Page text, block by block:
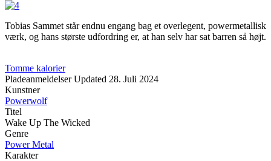
Tobias Sammet står endnu engang bag et overlegent, powermetallisk
værk, og hans største udfordring er, at han selv har sat barren så højt.
Tomme kalorier
Pladeanmeldelser Updated 28. Juli 2024
Kunstner
Powerwolf
Titel
Wake Up The Wicked
Genre
Power Metal
Karakter